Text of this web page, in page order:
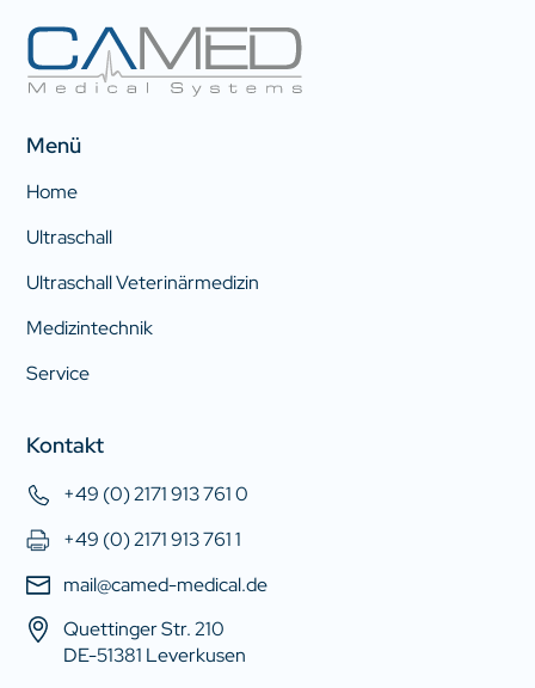
Menü
Home
Ultraschall
Ultraschall Veterinärmedizin
Medizintechnik
Service
Kontakt
+49 (0) 2171 913 761 0
+49 (0) 2171 913 761 1
mail@camed-medical.de
Quettinger Str. 210
DE-51381 Leverkusen